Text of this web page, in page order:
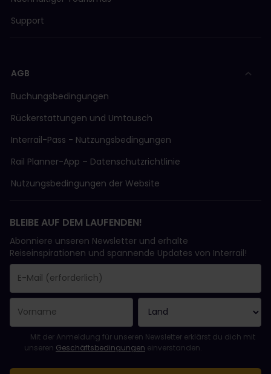
Support
AGB
Buchungsbedingungen
Rückerstattungen und Umtausch
Interrail-Pass - Nutzungsbedingungen
Rail Planner-App – Datenschutzrichtlinie
Nutzungsbedingungen der Website
BLEIBE AUF DEM LAUFENDEN!
Abonniere unseren Newsletter und erhalte
Reiseinspirationen und spannende Updates von Interrail!
Das Feld „E-Mail-Adresse“ ist ein Pflichtfeld!
Diese E-Mail-Adresse ist ungültig!
Beim Abonnieren des Newsletters ist ein Fehler aufgetreten.
Du hast diesen Newsletter bereits abonniert!
Bitte stimme den Allgemeinen Geschäftsbedingungen zu, um
Mit der Anmeldung für unseren Newsletter erklärst du dich mit
unseren Geschäftsbedingungen einverstanden.